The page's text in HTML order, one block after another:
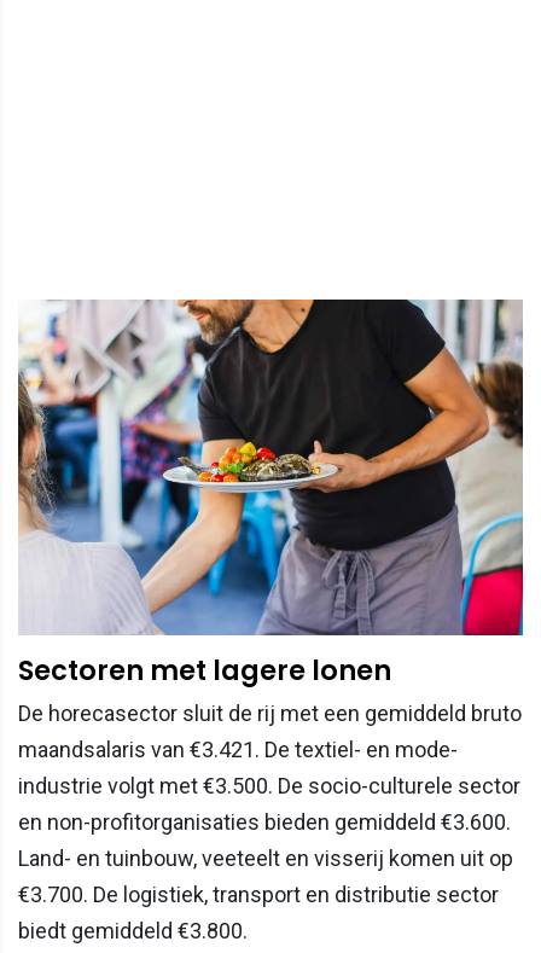
Sectoren met lagere lonen
De horecasector sluit de rij met een gemiddeld bruto
maandsalaris van €3.421. De textiel- en mode-
industrie volgt met €3.500. De socio-culturele sector
en non-profitorganisaties bieden gemiddeld €3.600.
Land- en tuinbouw, veeteelt en visserij komen uit op
€3.700. De logistiek, transport en distributie sector
biedt gemiddeld €3.800.